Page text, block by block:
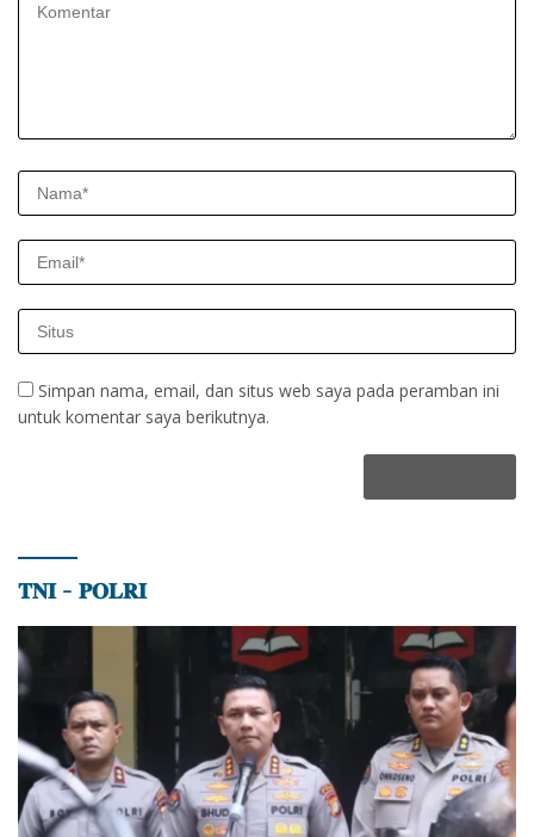
Simpan nama, email, dan situs web saya pada peramban ini
untuk komentar saya berikutnya.
𝐓𝐍𝐈 – 𝐏𝐎𝐋𝐑𝐈